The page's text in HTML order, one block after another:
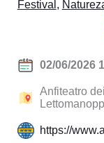
Festival ,
02/06/2026
Anfiteatro
https://